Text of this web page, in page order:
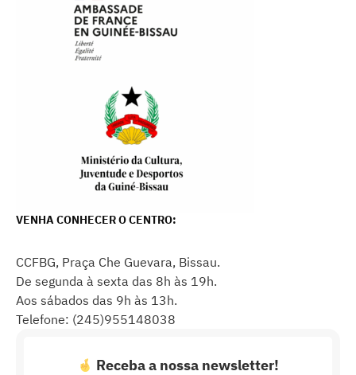
VENHA CONHECER O CENTRO:
CCFBG, Praça Che Guevara, Bissau.
De segunda à sexta das 8h às 19h.
Aos sábados das 9h às 13h.
Telefone: (245)955148038
Receba a nossa newsletter!